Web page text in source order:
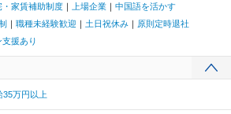
・家賃補助制度 上場企業
中国語を活かす
職種未経験歓迎 土日祝休み
原則定時退社
援あり
35万円以上